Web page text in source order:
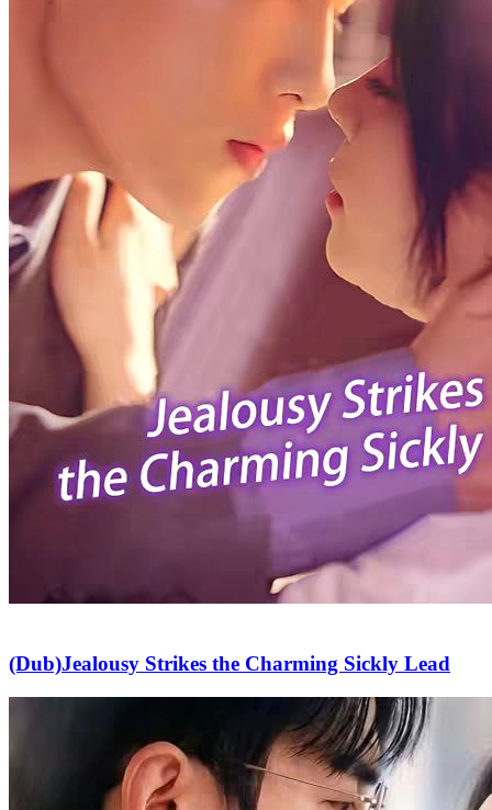
(Dub)Jealousy Strikes the Charming Sickly Lead